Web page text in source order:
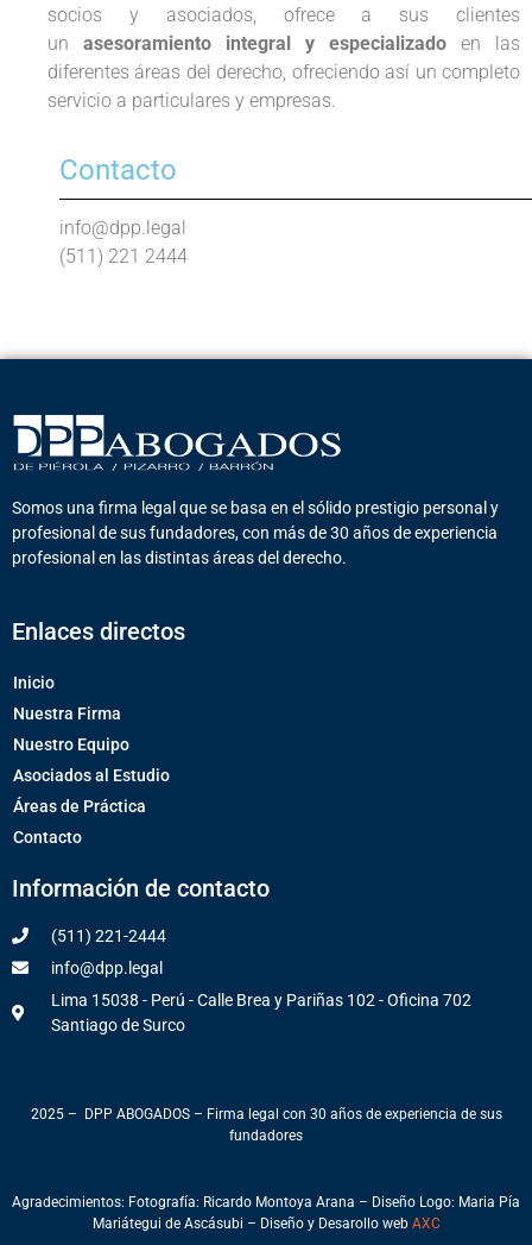
socios y asociados, ofrece a sus clientes
un asesoramiento integral y especializado en las
diferentes áreas del derecho, ofreciendo así un completo
servicio a particulares y empresas.
Contacto
info@dpp.legal
(511) 221 2444
Somos una firma legal que se basa en el sólido prestigio personal y
profesional de sus fundadores, con más de 30 años de experiencia
profesional en las distintas áreas del derecho.
Enlaces directos
Inicio
Nuestra Firma
Nuestro Equipo
Asociados al Estudio
Áreas de Práctica
Contacto
Información de contacto
(511) 221-2444
info@dpp.legal
Lima 15038 - Perú - Calle Brea y Pariñas 102 - Oficina 702
Santiago de Surco
2025 – DPP ABOGADOS – Firma legal con 30 años de experiencia de sus
fundadores
Agradecimientos: Fotografía: Ricardo Montoya Arana – Diseño Logo: Maria Pía
Mariátegui de Ascásubi – Diseño y Desarollo web AXC